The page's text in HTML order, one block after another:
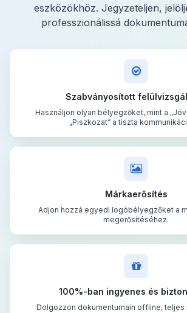
eszközökhöz. Jegyzeteljen,
professzionálissá
Szabványosított
Használjon olyan bélyegzőket, mint a
„Piszkozat” a tiszta
Márkaerősítés
Adjon hozzá egyedi logóbélyegzőket a
megerősítéséhez.
100%-ban ingyenes és
Dolgozzon dokumentumain offline, teljes